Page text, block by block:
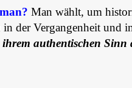
Man wählt, um
in der Vergangenheit und
ihrem authentischen Sinn